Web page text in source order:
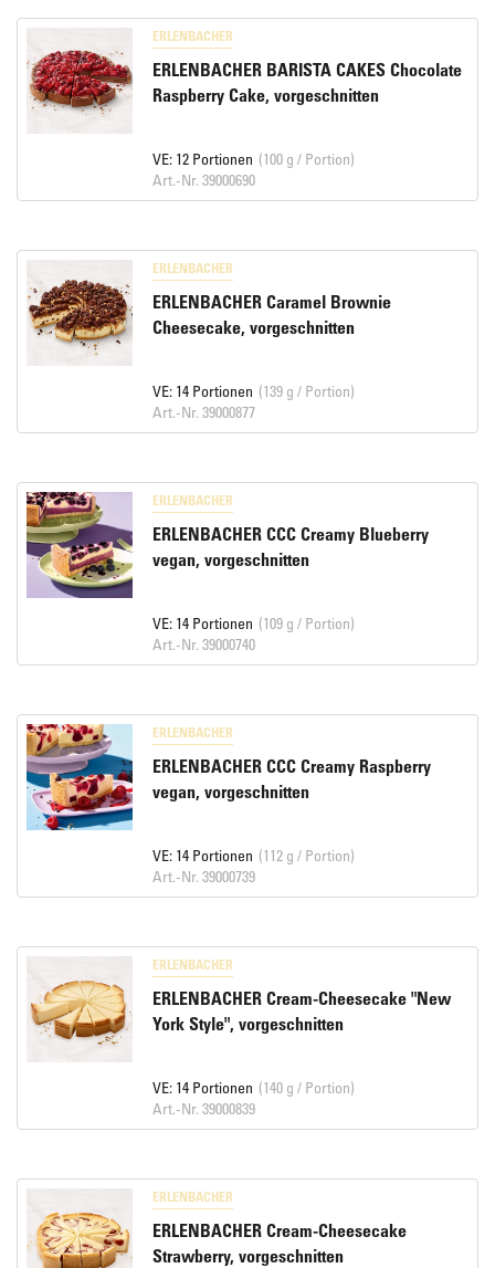
ERLENBACHER
ERLENBACHER BARISTA CAKES Chocolate
Raspberry Cake, vorgeschnitten
VE: 12 Portionen (100 g / Portion)
Art.-Nr. 39000690
ERLENBACHER
ERLENBACHER Caramel Brownie
Cheesecake, vorgeschnitten
VE: 14 Portionen (139 g / Portion)
Art.-Nr. 39000877
ERLENBACHER
ERLENBACHER CCC Creamy Blueberry
vegan, vorgeschnitten
VE: 14 Portionen (109 g / Portion)
Art.-Nr. 39000740
ERLENBACHER
ERLENBACHER CCC Creamy Raspberry
vegan, vorgeschnitten
VE: 14 Portionen (112 g / Portion)
Art.-Nr. 39000739
ERLENBACHER
ERLENBACHER Cream-Cheesecake "New
York Style", vorgeschnitten
VE: 14 Portionen (140 g / Portion)
Art.-Nr. 39000839
ERLENBACHER
ERLENBACHER Cream-Cheesecake
Strawberry, vorgeschnitten